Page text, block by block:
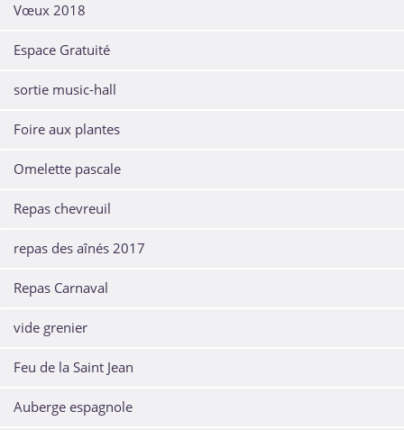
Vœux 2018
Espace Gratuité
sortie music-hall
Foire aux plantes
Omelette pascale
Repas chevreuil
repas des aînés 2017
Repas Carnaval
vide grenier
Feu de la Saint Jean
Auberge espagnole